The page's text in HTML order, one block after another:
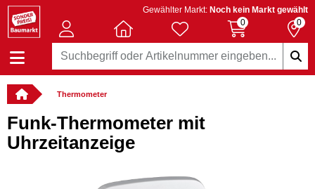
Gewählter Markt: Noch kein Markt gewählt
0
0
Thermometer
Funk-Thermometer mit
Uhrzeitanzeige